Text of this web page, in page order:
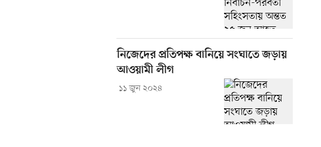
নিজেদের প্রতিপক্ষ বানিয়ে সংঘাতে জড়ায়
আওয়ামী লীগ
১১ জুন ২০২৪